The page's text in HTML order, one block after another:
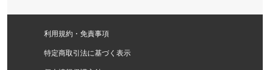
利用規約・免責事項
特定商取引法に基づく表示